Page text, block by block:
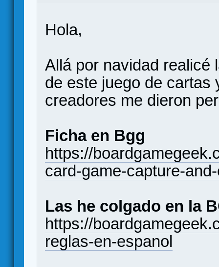
Hola,
Allá por navidad realicé
de este juego de cartas
creadores me dieron
Ficha en Bgg
https://
card-game-capture-
Las he colgado en la
https://
reglas-en-espanol